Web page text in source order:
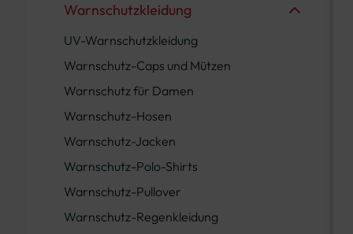
Polo-Shirts
T-Shirts
Leibwächter Zubehör
Tischsägen
Winkelschleifer
Fahrbahnmarkierung
Straßenentwässerung
Warnschutzkleidung
UV-Warnschutzkleidung
Warnschutz-Caps und Mützen
Warnschutz für Damen
Warnschutz-Hosen
Warnschutz-Jacken
Warnschutz-Polo-Shirts
Warnschutz-Pullover
Warnschutz-Regenkleidung